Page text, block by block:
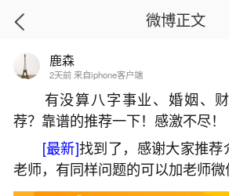
首页
三月初三可以还阴债吗
2026-06-03 09:23:27
微博正文
鹿森
2天前 来自iphone客户端
有没算八字事业、婚姻、财
荐？靠谱的推荐一下！感激不尽！
[最新]找到了，感谢大家推
老师，有同样问题的可以加老师